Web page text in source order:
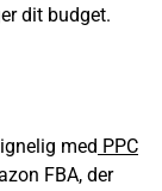
dit budget.
med PPC
FBA, der